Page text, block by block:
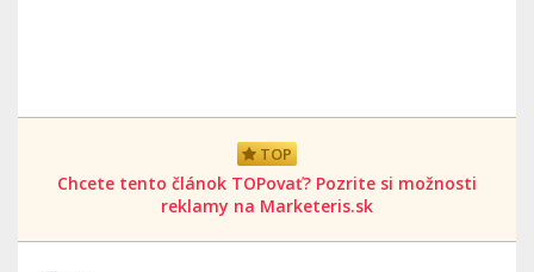
TOP
Chcete tento článok TOPovať? Pozrite si možnosti
reklamy na Marketeris.sk